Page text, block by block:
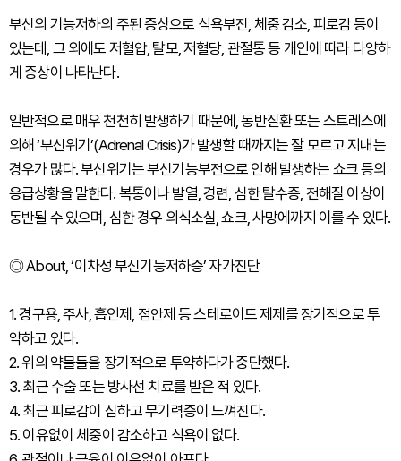
부신의 기능저하의 주된 증상으로 식욕부진, 체중 감소, 피로감 등이
있는데, 그 외에도 저혈압, 탈모, 저혈당, 관절통 등 개인에 따라 다양하
게 증상이 나타난다.
일반적으로 매우 천천히 발생하기 때문에, 동반질환 또는 스트레스에
의해 ‘부신위기’(Adrenal Crisis)가 발생할 때까지는 잘 모르고 지내는
경우가 많다. 부신위기는 부신기능부전으로 인해 발생하는 쇼크 등의
응급상황을 말한다. 복통이나 발열, 경련, 심한 탈수증, 전해질 이상이
동반될 수 있으며, 심한 경우 의식소실, 쇼크, 사망에까지 이를 수 있다.
◎ About, ‘이차성 부신기능저하증’ 자가진단
1. 경구용, 주사, 흡인제, 점안제 등 스테로이드 제제를 장기적으로 투
약하고 있다.
2. 위의 약물들을 장기적으로 투약하다가 중단했다.
3. 최근 수술 또는 방사선 치료를 받은 적 있다.
4. 최근 피로감이 심하고 무기력증이 느껴진다.
5. 이유없이 체중이 감소하고 식욕이 없다.